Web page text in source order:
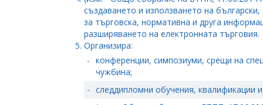
създаването и използването на
за търговска, нормативна и друга
разширяването на електронната търговия.
Организира:
- конференции, симпозиуми, срещи на
чужбина;
- следдипломни обучения, квалификации